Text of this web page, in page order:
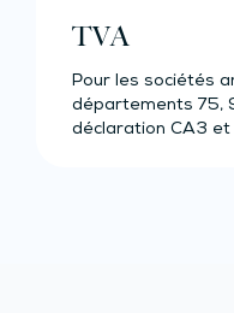
TVA
Pour les sociétés
départements 75,
déclaration CA3